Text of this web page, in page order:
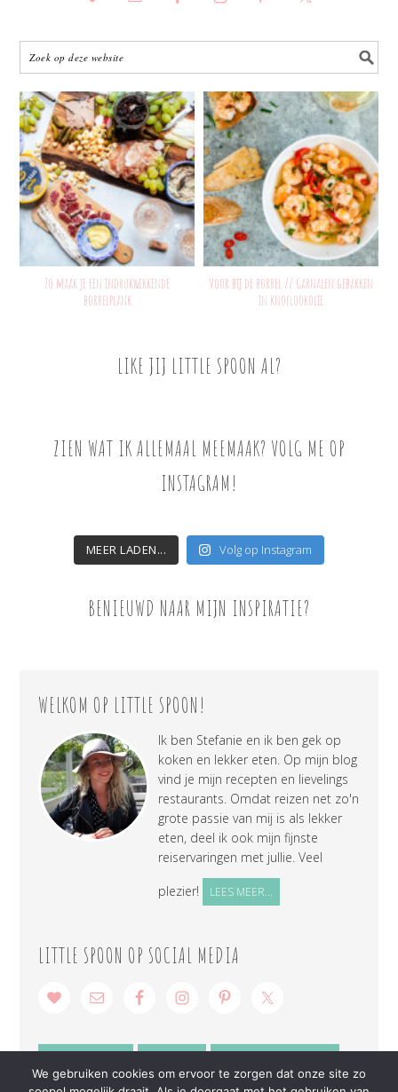
Zo maak je een indrukwekkende
borrelplank
Voor bij de borrel // Garnalen gebakken
in knoflookolie
LIKE JIJ LITTLE SPOON AL?
ZIEN WAT IK ALLEMAAL MEEMAAK? VOLG ME OP
INSTAGRAM!
MEER LADEN... Volg op Instagram
BENIEUWD NAAR MIJN INSPIRATIE?
WELKOM OP LITTLE SPOON!
Ik ben Stefanie en ik ben gek op
koken en lekker eten. Op mijn blog
vind je mijn recepten en lievelings
restaurants. Omdat reizen net zo'n
grote passie van mij is als lekker
eten, deel ik ook mijn fijnste
reiservaringen met jullie. Veel
plezier!
LEES MEER...
LITTLE SPOON OP SOCIAL MEDIA
We gebruiken cookies om ervoor te zorgen dat onze site zo